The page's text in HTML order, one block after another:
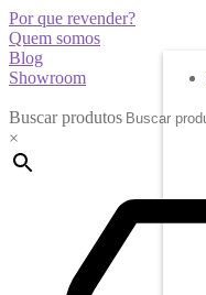
Por que revender?
Quem somos
Blog
Showroom
Buscar produtos
×